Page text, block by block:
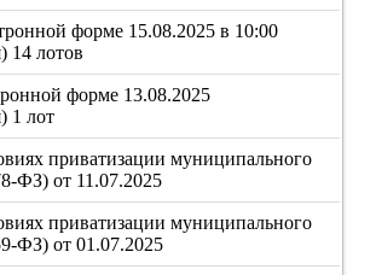
форме 15.08.2025 в 10:00
14 лотов
форме 13.08.2025
1 лот
приватизации муниципального
ФЗ) от 11.07.2025
приватизации муниципального
ФЗ) от 01.07.2025